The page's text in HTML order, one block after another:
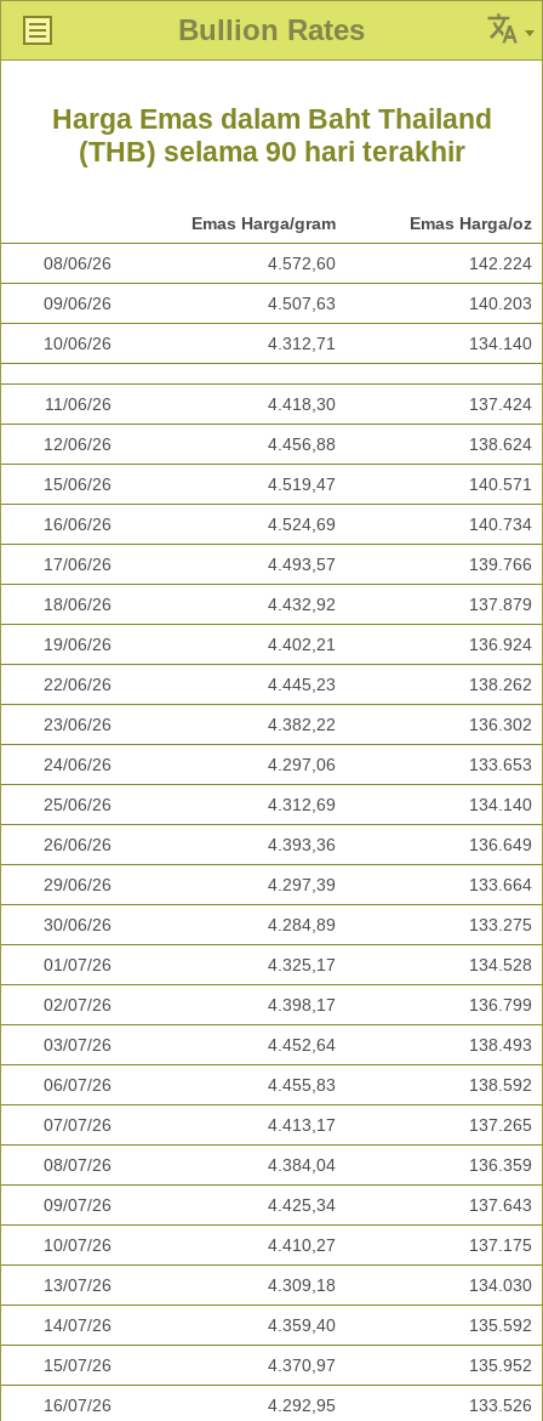
Bullion Rates
Harga Emas dalam Baht Thailand
(THB) selama 90 hari terakhir
Emas Harga/gram Emas Harga/oz
08/06/26 4.572,60 142.224
09/06/26 4.507,63 140.203
10/06/26 4.312,71 134.140
11/06/26 4.418,30 137.424
12/06/26 4.456,88 138.624
15/06/26 4.519,47 140.571
16/06/26 4.524,69 140.734
17/06/26 4.493,57 139.766
18/06/26 4.432,92 137.879
19/06/26 4.402,21 136.924
22/06/26 4.445,23 138.262
23/06/26 4.382,22 136.302
24/06/26 4.297,06 133.653
25/06/26 4.312,69 134.140
26/06/26 4.393,36 136.649
29/06/26 4.297,39 133.664
30/06/26 4.284,89 133.275
01/07/26 4.325,17 134.528
02/07/26 4.398,17 136.799
03/07/26 4.452,64 138.493
06/07/26 4.455,83 138.592
07/07/26 4.413,17 137.265
08/07/26 4.384,04 136.359
09/07/26 4.425,34 137.643
10/07/26 4.410,27 137.175
13/07/26 4.309,18 134.030
14/07/26 4.359,40 135.592
15/07/26 4.370,97 135.952
16/07/26 4.292,95 133.526